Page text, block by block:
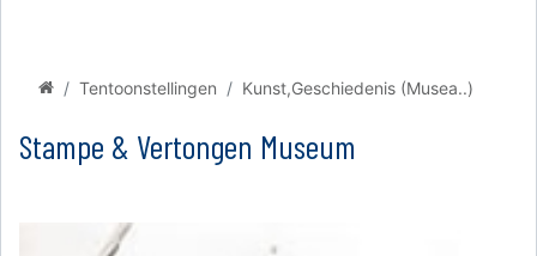
Tentoonstellingen Kunst,Geschiedenis (Musea..)
Stampe & Vertongen Museum